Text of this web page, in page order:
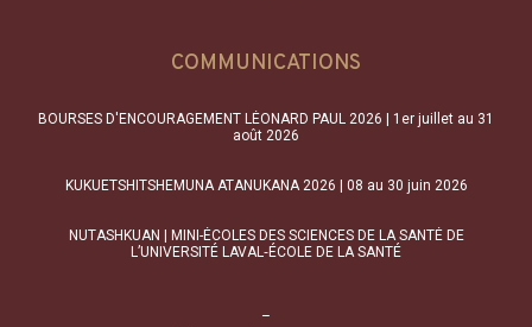
COMMUNICATIONS
BOURSES D'ENCOURAGEMENT LÉONARD PAUL 2026 | 1er juillet au 31
août 2026
KUKUETSHITSHEMUNA ATANUKANA 2026 | 08 au 30 juin 2026
NUTASHKUAN | MINI-ÉCOLES DES SCIENCES DE LA SANTÉ DE
L’UNIVERSITÉ LAVAL‑ÉCOLE DE LA SANTÉ
–